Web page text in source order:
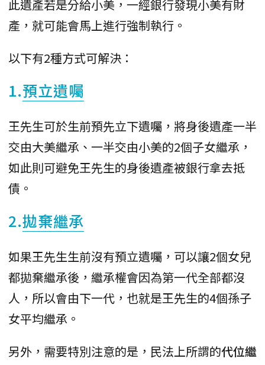
此遺產若是分給小美，一經銀行發現小美有財
產，就可能會馬上進行強制執行。
以下有2種方式可解決：
1.預立遺囑
王先生可於生前預先立下遺囑，將身後遺產一半
交由大美繼承、一半交由小美的2個子女繼承，
如此則可避免王先生的身後遺產被銀行拿去抵
債。
2.拋棄繼承
如果王先生生前沒有預立遺囑，可以讓2個女兒
都拋棄繼承後，繼承權會因為第一代全部都沒
人，所以會由下一代，也就是王先生的4個孫子
女平均繼承。
另外，需要特別注意的是，民法上所謂的代位繼